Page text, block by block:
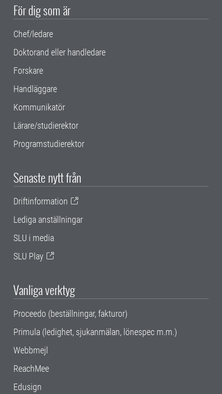
För dig som är
Chef/ledare
Doktorand eller handledare
Forskare
Handläggare
Kommunikatör
Lärare/studierektor
Programstudierektor
Senaste nytt från
Driftinformation
Lediga anställningar
SLU i media
SLU Play
Vanliga verktyg
Proceedo (beställningar, fakturor)
Primula (ledighet, sjukanmälan, lönespec m.m.)
Webbmejl
ReachMee
Edusign